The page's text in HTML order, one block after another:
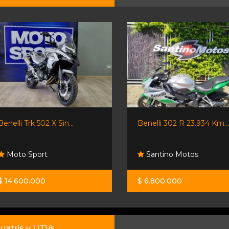
Trk 502 X Sin...
Moto Sport
14.600.000
Benelli 302 R 23.934 Km...
Santino Motos
$ 6.800.000